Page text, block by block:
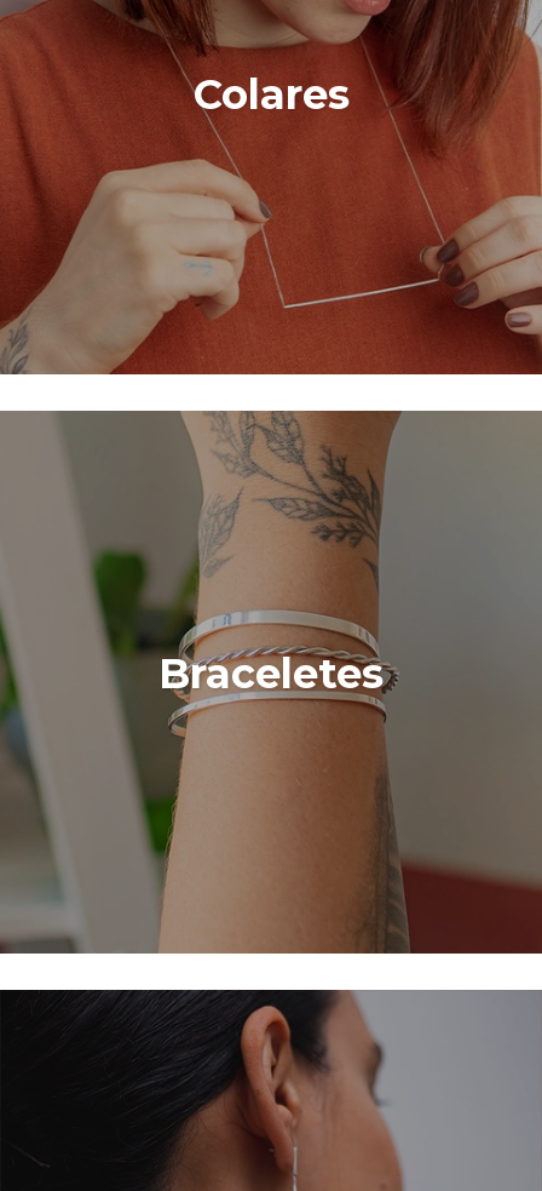
Colares
Braceletes